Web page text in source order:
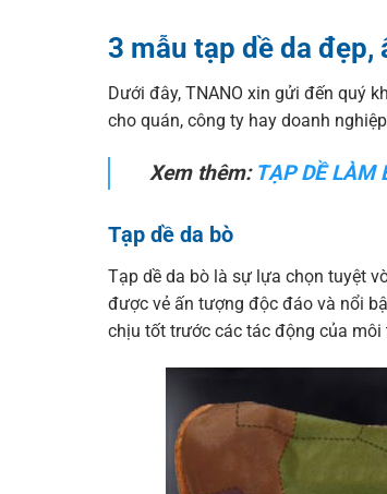
3 mẫu tạp dề da
Dưới đây, TNANO xin gửi đến quý
cho quán, công ty hay doanh
Xem thêm: TẠP DỀ LÀM
Tạp dề da bò
Tạp dề da bò là sự lựa chọn tuyệt
được vẻ ấn tượng độc đáo và nổi
chịu tốt trước các tác động của